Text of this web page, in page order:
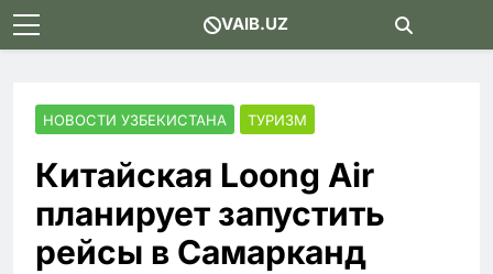
Skip
to
VAIB.UZ
НОВОСТИ УЗБЕКИСТАНА ТУРИЗМ
Китайская Loong Air
планирует запустить
рейсы в Самарканд